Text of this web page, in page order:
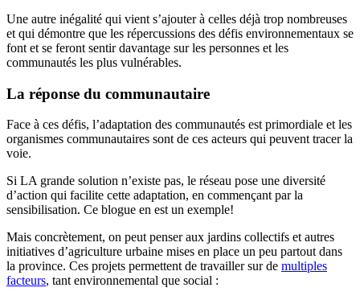
Une autre inégalité qui vient s’ajouter à celles déjà trop nombreuses
et qui démontre que les répercussions des défis environnementaux se
font et se feront sentir davantage sur les personnes et les
communautés les plus vulnérables.
La réponse du communautaire
Face à ces défis, l’adaptation des communautés est primordiale et les
organismes communautaires sont de ces acteurs qui peuvent tracer la
voie.
Si LA grande solution n’existe pas, le réseau pose une diversité
d’action qui facilite cette adaptation, en commençant par la
sensibilisation. Ce blogue en est un exemple!
Mais concrètement, on peut penser aux jardins collectifs et autres
initiatives d’agriculture urbaine mises en place un peu partout dans
la province. Ces projets permettent de travailler sur de multiples
facteurs, tant environnemental que social :